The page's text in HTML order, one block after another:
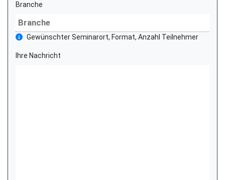
Branche
Gewünschter Seminarort, Format, Anzahl Teilnehmer
Ihre Nachricht